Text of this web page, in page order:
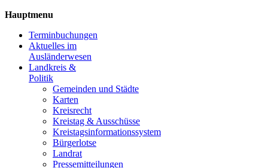
Hauptmenu
Terminbuchungen
Aktuelles im
Ausländerwesen
Landkreis &
Politik
Gemeinden und Städte
Karten
Kreisrecht
Kreistag & Ausschüsse
Kreistagsinformationssystem
Bürgerlotse
Landrat
Pressemitteilungen